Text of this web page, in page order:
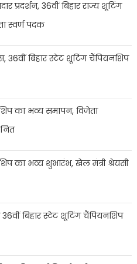
प्रदर्शन, 36वीं बिहार राज्य शूटिंग
स्वर्ण पदक
36वीं बिहार स्टेट शूटिंग चैंपियनशिप
का भव्य समापन, विजेता
का भव्य शुभारंभ, खेल मंत्री श्रेयसी
बिहार स्टेट शूटिंग चैंपियनशिप